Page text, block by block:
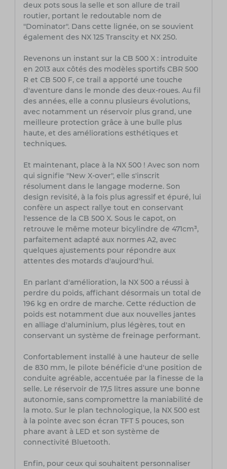
deux pots sous la selle et son allure de trail
routier, portant le redoutable nom de
"Dominator". Dans cette lignée, on se souvient
également des NX 125 Transcity et NX 250.
Revenons un instant sur la CB 500 X : introduite
en 2013 aux côtés des modèles sportifs CBR 500
R et CB 500 F, ce trail a apporté une touche
d'aventure dans le monde des deux-roues. Au fil
des années, elle a connu plusieurs évolutions,
avec notamment un réservoir plus grand, une
meilleure protection grâce à une bulle plus
haute, et des améliorations esthétiques et
techniques.
Et maintenant, place à la NX 500 ! Avec son nom
qui signifie "New X-over", elle s'inscrit
résolument dans le langage moderne. Son
design revisité, à la fois plus agressif et épuré, lui
confère un aspect rallye tout en conservant
l'essence de la CB 500 X. Sous le capot, on
retrouve le même moteur bicylindre de 471cm³,
parfaitement adapté aux normes A2, avec
quelques ajustements pour répondre aux
attentes des motards d'aujourd'hui.
En parlant d'amélioration, la NX 500 a réussi à
perdre du poids, affichant désormais un total de
196 kg en ordre de marche. Cette réduction de
poids est notamment due aux nouvelles jantes
en alliage d'aluminium, plus légères, tout en
conservant un système de freinage performant.
Confortablement installé à une hauteur de selle
de 830 mm, le pilote bénéficie d'une position de
conduite agréable, accentuée par la finesse de la
selle. Le réservoir de 17,5 litres assure une bonne
autonomie, sans compromettre la maniabilité de
la moto. Sur le plan technologique, la NX 500 est
à la pointe avec son écran TFT 5 pouces, son
phare avant à LED et son système de
connectivité Bluetooth.
Enfin, pour ceux qui souhaitent personnaliser